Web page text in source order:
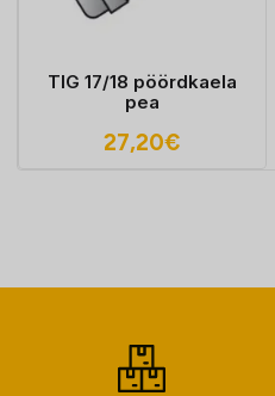
TIG 17/18 pöördkaela
pea
27,20€